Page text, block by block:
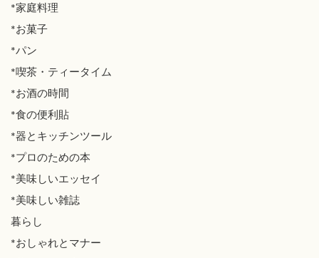
*家庭料理
*お菓子
*パン
*喫茶・ティータイム
*お酒の時間
*食の便利貼
*器とキッチンツール
*プロのための本
*美味しいエッセイ
*美味しい雑誌
暮らし
*おしゃれとマナー